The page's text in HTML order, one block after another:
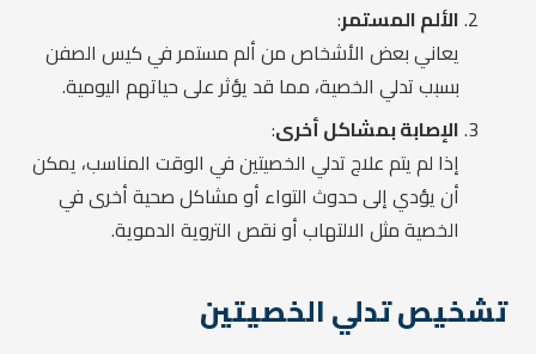
الألم المستمر:
يعاني بعض الأشخاص من ألم مستمر في كيس الصفن
بسبب تدلي الخصية، مما قد يؤثر على حياتهم اليومية.
الإصابة بمشاكل أخرى:
إذا لم يتم علاج تدلي الخصيتين في الوقت المناسب، يمكن
أن يؤدي إلى حدوث التواء أو مشاكل صحية أخرى في
الخصية مثل الالتهاب أو نقص التروية الدموية.
تشخيص تدلي الخصيتين